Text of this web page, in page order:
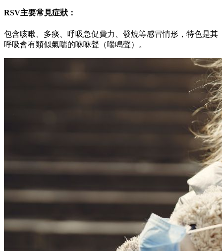
RSV主要常見症狀：
包含咳嗽、多痰、呼吸急促費力、發燒等感冒情形，特色是其
呼吸會有類似氣喘的咻咻聲（喘鳴聲）。